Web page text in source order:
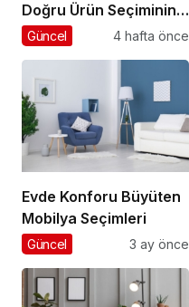
Doğru Ürün Seçiminin
Anahtarı
Güncel 4 hafta önce
Evde Konforu Büyüten
Mobilya Seçimleri
Güncel 3 ay önce